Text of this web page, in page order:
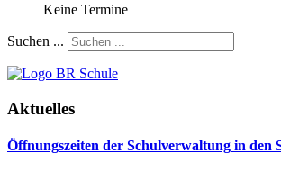
Keine Termine
Suchen ...
Aktuelles
Öffnungszeiten der Schulverwaltung in den